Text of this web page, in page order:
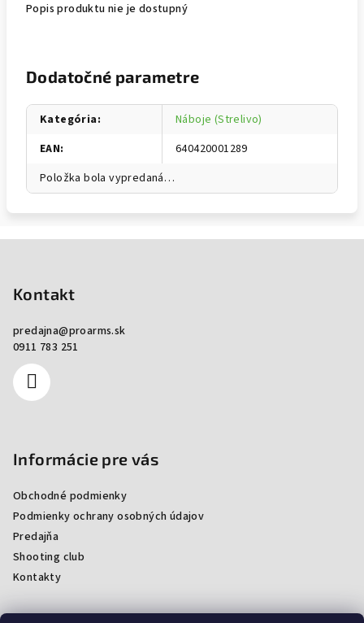
Popis produktu nie je dostupný
Dodatočné parametre
Kategória:
Náboje (Strelivo)
EAN:
640420001289
Položka bola vypredaná…
Kontakt
predajna@proarms.sk
0911 783 251
Informácie pre vás
Obchodné podmienky
Podmienky ochrany osobných údajov
Predajňa
Shooting club
Kontakty